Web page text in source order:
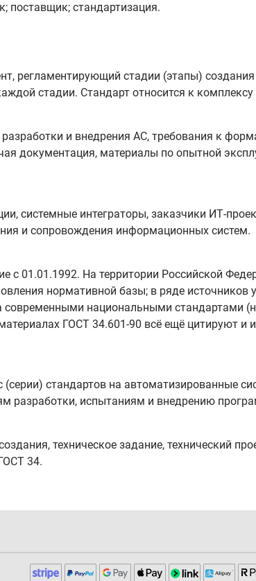
поставщик; стандартизация.
регламентирующий стадии (этапы)
стадии. Стандарт относится к
и внедрения АС, требования к
документация, материалы по опытной
системные интеграторы, заказчики
и сопровождения информационных систем.
с 01.01.1992. На территории Российской
нормативной базы; в ряде источников
современными национальными стандартами
ГОСТ 34.601-90 всё ещё цитируют и
стандартов на автоматизированные
разработки, испытаниям и внедрению
техническое задание, технический
34.